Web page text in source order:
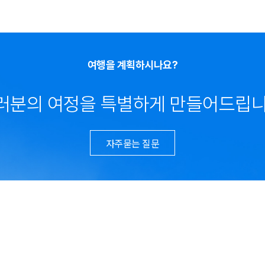
여행을 계획하시나요?
분의 여정을 특별하게 만들어드립
자주묻는 질문